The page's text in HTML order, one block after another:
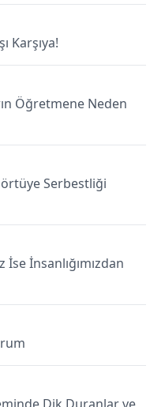
Karşıya!
Öğretmene Neden
Serbestliği
İnsanlığımızdan